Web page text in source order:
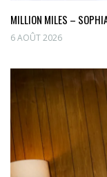
MILLION MILES –
6 AOÛT 2026